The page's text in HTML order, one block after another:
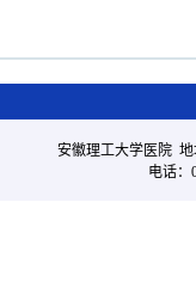
安徽理工大学医院
电话：